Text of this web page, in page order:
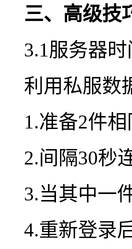
三、高级技
3.1服务器
利用私服数
1.准备2件
2.间隔30秒
3.当其中一
4.重新登录